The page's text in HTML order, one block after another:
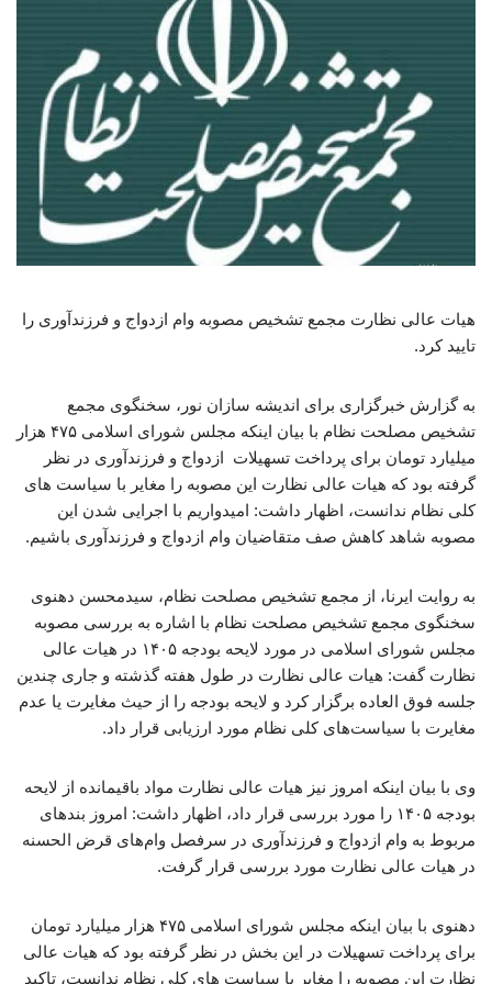
هیات عالی نظارت مجمع تشخیص مصوبه وام ازدواج و فرزندآوری را
تایید کرد.
به گزارش خبرگزاری برای اندیشه سازان نور، سخنگوی مجمع
تشخیص مصلحت نظام با بیان اینکه مجلس شورای اسلامی ۴۷۵ هزار
میلیارد تومان برای پرداخت تسهیلات ازدواج و فرزندآوری در نظر
گرفته بود که هیات عالی نظارت این مصوبه را مغایر با سیاست های
کلی نظام ندانست، اظهار داشت: امیدواریم با اجرایی شدن این
مصوبه شاهد کاهش صف متقاضیان وام ازدواج و فرزندآوری باشیم.
به روایت ایرنا، از مجمع تشخیص مصلحت نظام، سیدمحسن دهنوی
سخنگوی مجمع تشخیص مصلحت نظام با اشاره به بررسی مصوبه
مجلس شورای اسلامی در مورد لایحه بودجه ۱۴۰۵ در هیات عالی
نظارت گفت: هیات عالی نظارت در طول هفته گذشته و جاری چندین
جلسه فوق العاده برگزار کرد و لایحه بودجه را از حیث مغایرت یا عدم
مغایرت با سیاست‌های کلی نظام مورد ارزیابی قرار داد.
وی با بیان اینکه امروز نیز هیات عالی نظارت مواد باقیمانده از لایحه
بودجه ۱۴۰۵ را مورد بررسی قرار داد، اظهار داشت: امروز بندهای
مربوط به وام ازدواج و فرزندآوری در سرفصل وام‌های قرض الحسنه
در هیات عالی نظارت مورد بررسی قرار گرفت.
دهنوی با بیان اینکه مجلس شورای اسلامی ۴۷۵ هزار میلیارد تومان
برای پرداخت تسهیلات در این بخش در نظر گرفته بود که هیات عالی
نظارت این مصوبه را مغایر با سیاست های کلی نظام ندانست، تاکید